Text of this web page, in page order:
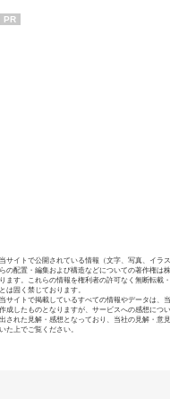
PR
当サイトで公開されている情報（文字、写真、イラ
らの配置・編集および構造などについての著作権は
ります。これらの情報を権利者の許可なく無断転載
とは固く禁じております。
当サイトで掲載しているすべての情報やデータは、
作成したものとなりますが、サービスへの感想につ
出された見解・感想となっており、当社の見解・意
いた上でご覧ください。